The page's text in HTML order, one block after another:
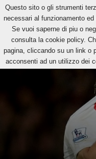
ATLETICA FOOTBALL
Questo sito o gli strumenti
necessari al funzionamento
Se vuoi saperne di piu o
consulta la cookie policy.
pagina, cliccando su un link o
acconsenti ad un utilizzo dei